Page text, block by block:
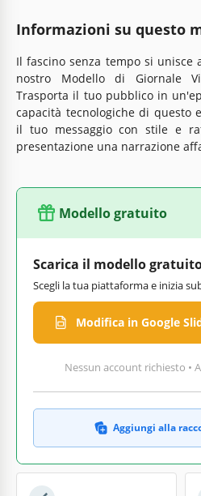
Informazioni su questo
Il fascino senza tempo si unisce
nostro Modello di Giornale
Trasporta il tuo pubblico in
capacità tecnologiche di questo
il tuo messaggio con stile e
presentazione una narrazione
Modello gratuito
Scarica il modello
Scegli la tua piattaforma e inizia
Modifica in Google
Nessun account richiesto •
Aggiungi alla